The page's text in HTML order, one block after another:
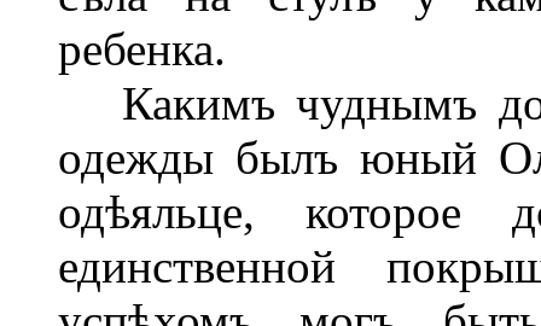
ребенка.
Какимъ чуднымъ
одежды былъ юный
одѣяльце,
единственной